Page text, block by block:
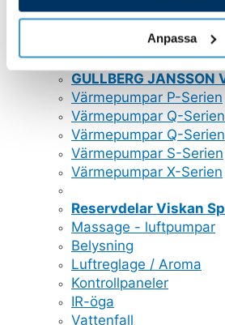
Anpassa
Magnapool
Automatisk dosering
UV-Rening
GULLBERG JANSSON
Värmepumpar P-Serien
Värmepumpar Q-
Värmepumpar Q-Serien
Värmepumpar S-Serien
Värmepumpar X-Serien
Reservdelar Viskan
Massage - luftpumpar
Belysning
Luftreglage / Aroma
Kontrollpaneler
IR-öga
Vattenfall